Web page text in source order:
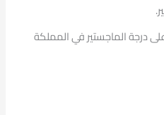
درجة الماجستير في المملكة